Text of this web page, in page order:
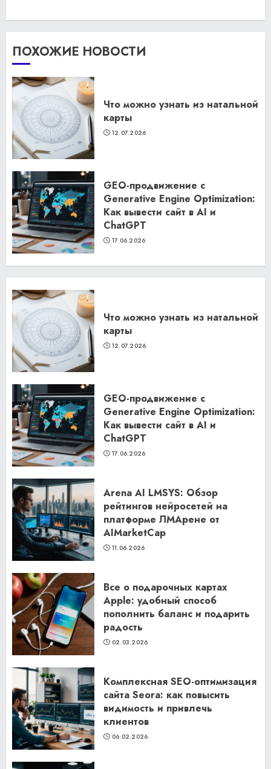
ПОХОЖИЕ НОВОСТИ
Что можно узнать из натальной
карты
12.07.2026
GEO-продвижение с
Generative Engine Optimization:
Как вывести сайт в AI и
ChatGPT
17.06.2026
Что можно узнать из натальной
карты
12.07.2026
GEO-продвижение с
Generative Engine Optimization:
Как вывести сайт в AI и
ChatGPT
17.06.2026
Arena AI LMSYS: Обзор
рейтингов нейросетей на
платформе ЛМАрене от
AIMarketCap
11.06.2026
Все о подарочных картах
Apple: удобный способ
пополнить баланс и подарить
радость
02.03.2026
Комплексная SEO-оптимизация
сайта Seora: как повысить
видимость и привлечь
клиентов
06.02.2026